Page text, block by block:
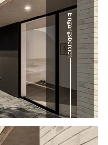
Eingangsbereich